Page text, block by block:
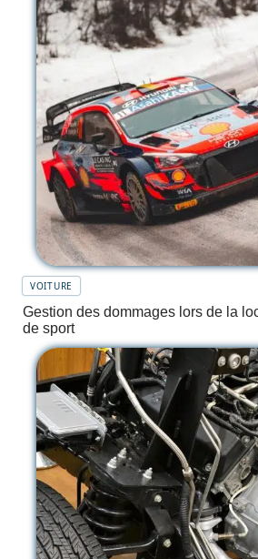
VOITURE
Gestion des dommages lors de la
de sport